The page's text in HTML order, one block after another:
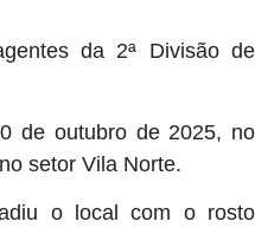
da 2ª Divisão de
de outubro de 2025, no
setor Vila Norte.
o local com o rosto